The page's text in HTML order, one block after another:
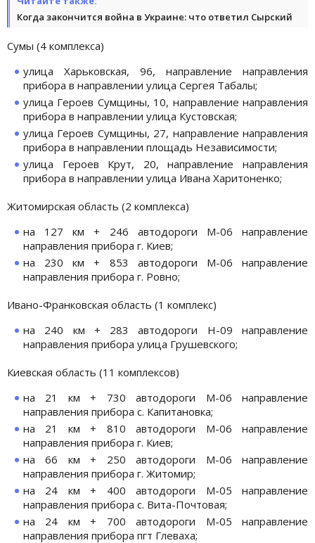
Когда закончится война в Украине: что ответил Сырский
Сумы (4 комплекса)
улица Харьковская, 96, направление направления
прибора в направлении улица Сергея Табалы;
улица Героев Сумщины, 10, направление направления
прибора в направлении улица Кустовская;
улица Героев Сумщины, 27, направление направления
прибора в направлении площадь Независимости;
улица Героев Крут, 20, направление направления
прибора в направлении улица Ивана Харитоненко;
Житомирская область (2 комплекса)
на 127 км + 246 автодороги М-06 направление
направления прибора г. Киев;
на 230 км + 853 автодороги М-06 направление
направления прибора г. Ровно;
Ивано-Франковская область (1 комплекс)
на 240 км + 283 автодороги Н-09 направление
направления прибора улица Грушевского;
Киевская область (11 комплексов)
на 21 км + 730 автодороги М-06 направление
направления прибора с. Капитановка;
на 21 км + 810 автодороги М-06 направление
направления прибора г. Киев;
на 66 км + 250 автодороги М-06 направление
направления прибора г. Житомир;
на 24 км + 400 автодороги М-05 направление
направления прибора с. Вита-Почтовая;
на 24 км + 700 автодороги М-05 направление
направления прибора пгт Глеваха;